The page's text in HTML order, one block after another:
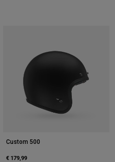
Custom 500
€ 179,99